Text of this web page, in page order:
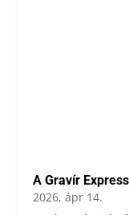
A Gravír
2026, ápr 14.